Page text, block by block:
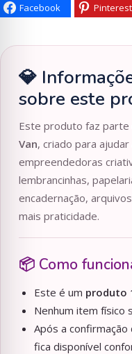
Facebook Pinterest
💎
sobre este
Este produto faz parte
Van, criado para
empreendedoras
lembrancinhas,
encadernação,
mais praticidade.
📦 Como
Este é um produto
Nenhum item físico
Após a
fica disponível